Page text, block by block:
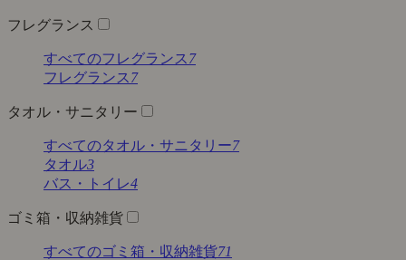
フレグランス
すべてのフレグランス 7
フレグランス 7
タオル・サニタリー
すべてのタオル・サニタリー7
タオル3
バス・トイレ4
ゴミ箱・収納雑貨
すべてのゴミ箱・収納雑貨71